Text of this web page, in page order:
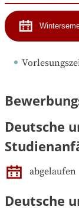
Deutsche
abgelaufen
Deutsche